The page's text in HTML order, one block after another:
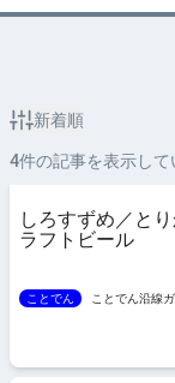
新着順
4件の記事を表示して
しろすずめ／と
ラフトビール
ことでん ことでん沿線